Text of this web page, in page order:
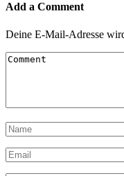
Add a Comment
Deine E-Mail-Adresse